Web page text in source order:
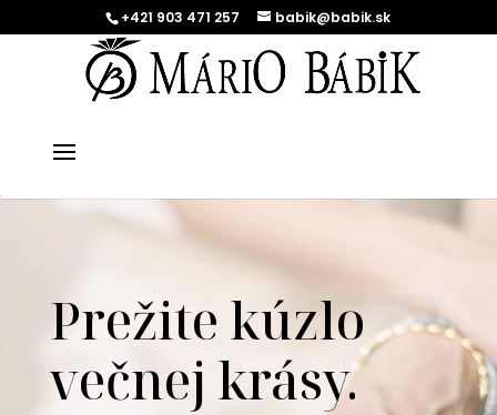
+421 903 471 257 babik@babik.sk
Prežite kúzlo
večnej krásy.